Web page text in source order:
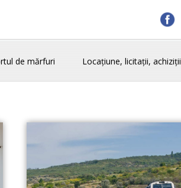
de mărfuri Locațiune, licitații, achiziții